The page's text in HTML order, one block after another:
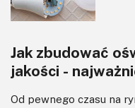
Tranzystory
Wzmacniacze
Zasilanie
Jak zbudować
jakości -
Od pewnego czasu na